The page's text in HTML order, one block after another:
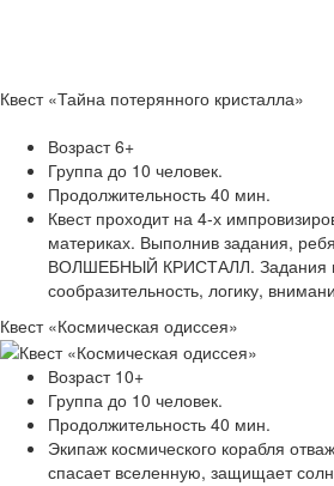
Квест «Тайна потерянного кристалла»
Возраст 6+
Группа до 10 человек.
Продолжительность 40 мин.
Квест проходит на 4-х
материках. Выполнив задания,
ВОЛШЕБНЫЙ КРИСТАЛЛ. Задания
сообразительность, логику,
Квест «Космическая одиссея»
Возраст 10+
Группа до 10 человек.
Продолжительность 40 мин.
Экипаж космического корабля
спасает вселенную, защищает